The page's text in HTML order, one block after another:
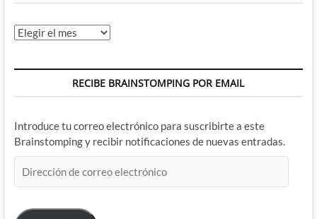
Archivos
RECIBE BRAINSTOMPING POR EMAIL
Introduce tu correo electrónico para suscribirte a este
Brainstomping y recibir notificaciones de nuevas entradas.
de
electrónico